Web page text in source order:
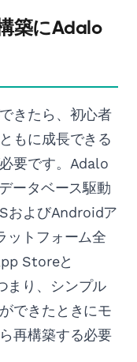
築にAdalo
きたら、初心者
もに成長できる
要です。Adalo
ータベース駆動
およびAndroidア
ットフォーム全
Storeと
まり、シンプル
できたときにモ
再構築する必要